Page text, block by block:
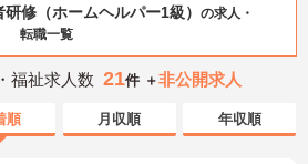
修（ホームヘルパー1級） の求人・
転職一覧
福祉求人数 21件 ＋非公開求人
順 月収順 年収順